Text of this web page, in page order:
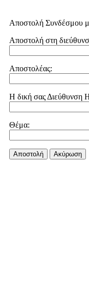
Αποστολή Συνδέσμου
Αποστολή στη
Αποστολέας:
Η δική σας Διεύθυνση
Θέμα:
Αποστολή Aκύρωση